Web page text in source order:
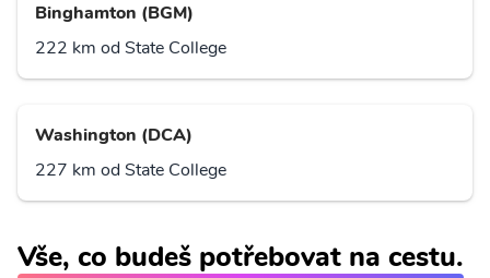
Binghamton (BGM)
222 km od State College
Washington (DCA)
227 km od State College
Vše, co budeš potřebovat na cestu.